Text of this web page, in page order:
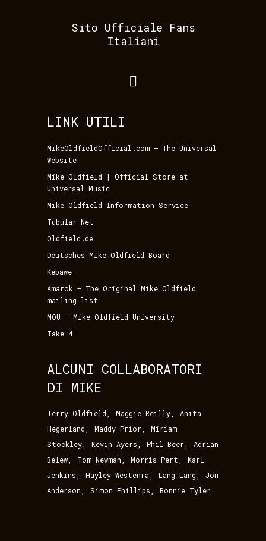
Sito Ufficiale Fans
Italiani
LINK UTILI
MikeOldfieldOfficial.com – The Universal
Website
Mike Oldfield | Official Store at
Universal Music
Mike Oldfield Information Service
Tubular Net
Oldfield.de
Deutsches Mike Oldfield Board
Kebawe
Amarok – The Original Mike Oldfield
mailing list
MOU – Mike Oldfield University
Take 4
ALCUNI COLLABORATORI
DI MIKE
Terry Oldfield, Maggie Reilly, Anita
Hegerland, Maddy Prior, Miriam
Stockley, Kevin Ayers, Phil Beer, Adrian
Belew, Tom Newman, Morris Pert, Karl
Jenkins, Hayley Westenra, Lang Lang, Jon
Anderson, Simon Phillips, Bonnie Tyler